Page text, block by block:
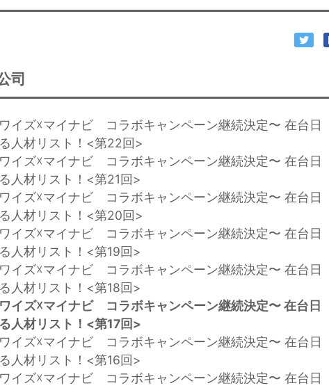
司
イズ☓マイナビ コラボキャンペーン継続決定〜 在台日
人材リスト！<第22回>
イズ☓マイナビ コラボキャンペーン継続決定〜 在台日
人材リスト！<第21回>
イズ☓マイナビ コラボキャンペーン継続決定〜 在台日
人材リスト！<第20回>
イズ☓マイナビ コラボキャンペーン継続決定〜 在台日
人材リスト！<第19回>
イズ☓マイナビ コラボキャンペーン継続決定〜 在台日
人材リスト！<第18回>
イズ☓マイナビ コラボキャンペーン継続決定〜 在台日
人材リスト！<第17回>
イズ☓マイナビ コラボキャンペーン継続決定〜 在台日
人材リスト！<第16回>
イズ☓マイナビ コラボキャンペーン継続決定〜 在台日